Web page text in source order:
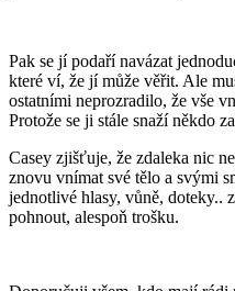
Pak se jí podaří navázat
které ví, že jí může věřit. Ale
ostatními neprozradilo, že vše
Protože se ji stále snaží někdo
Casey zjišťuje, že zdaleka nic
znovu vnímat své tělo a svými
jednotlivé hlasy, vůně, doteky..
pohnout, alespoň trošku.